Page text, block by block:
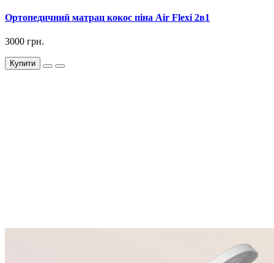
Ортопедичний матрац кокос піна Air Flexi 2в1
3000 грн.
Купити